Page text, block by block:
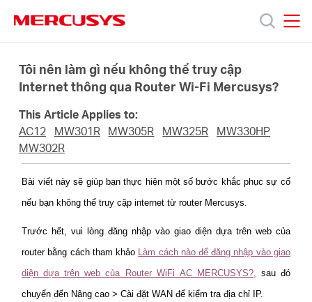
navigation
Sản
thiệu
Tôi nên làm gì nếu không thể truy cập
Internet thông qua Router Wi-Fi Mercusys?
This Article Applies to:
AC12
MW301R MW305R MW325R
MW330HP
MW302R
Bài viết này sẽ giúp bạn thực hiện một số bước khắc phục sự cố
nếu bạn không thể truy cập internet từ router Mercusys.
Trước hết, vui lòng đăng nhập vào giao diện dựa trên web của
router bằng cách tham khảo Làm cách nào để đăng nhập vào giao
diện dựa trên web của Router WiFi AC MERCUSYS?,
sau đó
chuyển đến Nâng cao > Cài đặt WAN để kiểm tra địa chỉ IP.